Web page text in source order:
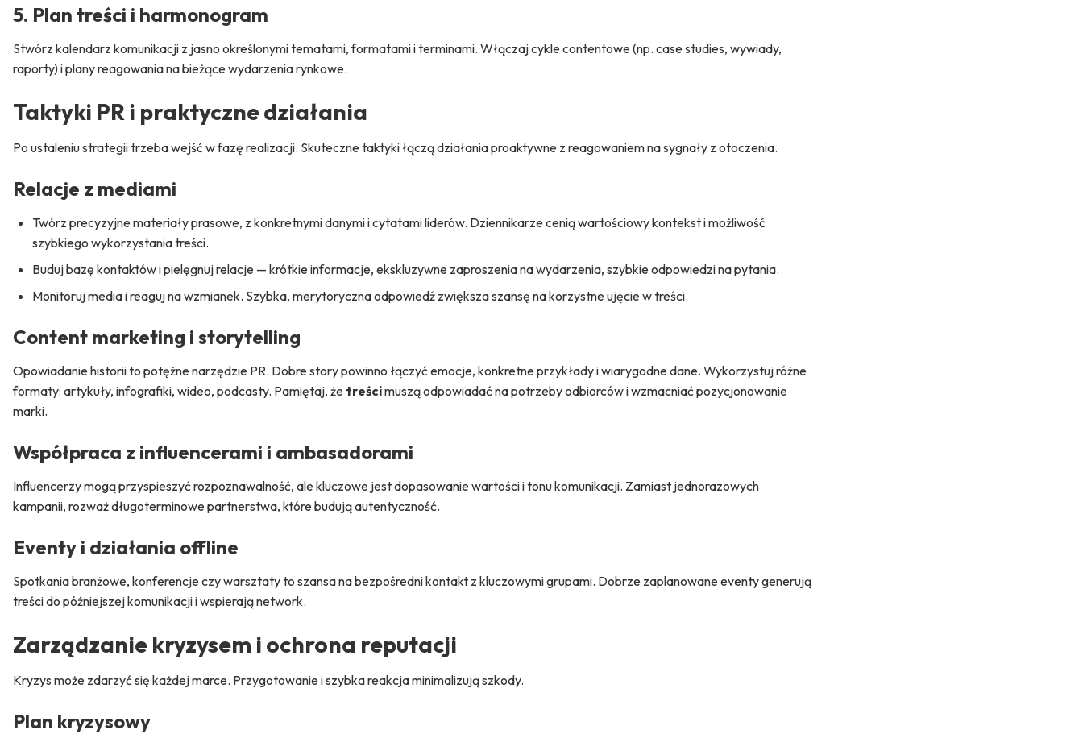
5. Plan treści i harmonogram
Stwórz kalendarz komunikacji z jasno określonymi tematami, formatami i terminami. Włączaj cykle contentowe (np. case studies, wywiady,
raporty) i plany reagowania na bieżące wydarzenia rynkowe.
Taktyki PR i praktyczne działania
Po ustaleniu strategii trzeba wejść w fazę realizacji. Skuteczne taktyki łączą działania proaktywne z reagowaniem na sygnały z otoczenia.
Relacje z mediami
Twórz precyzyjne materiały prasowe, z konkretnymi danymi i cytatami liderów. Dziennikarze cenią wartościowy kontekst i możliwość
szybkiego wykorzystania treści.
Buduj bazę kontaktów i pielęgnuj relacje — krótkie informacje, ekskluzywne zaproszenia na wydarzenia, szybkie odpowiedzi na pytania.
Monitoruj media i reaguj na wzmianek. Szybka, merytoryczna odpowiedź zwiększa szansę na korzystne ujęcie w treści.
Content marketing i storytelling
Opowiadanie historii to potężne narzędzie PR. Dobre story powinno łączyć emocje, konkretne przykłady i wiarygodne dane. Wykorzystuj różne
formaty: artykuły, infografiki, wideo, podcasty. Pamiętaj, że treścimuszą odpowiadać na potrzeby odbiorców i wzmacniać pozycjonowanie
marki.
Współpraca z influencerami i ambasadorami
Influencerzy mogą przyspieszyć rozpoznawalność, ale kluczowe jest dopasowanie wartości i tonu komunikacji. Zamiast jednorazowych
kampanii, rozważ długoterminowe partnerstwa, które budują autentyczność.
Eventy i działania offline
Spotkania branżowe, konferencje czy warsztaty to szansa na bezpośredni kontakt z kluczowymi grupami. Dobrze zaplanowane eventy generują
treści do późniejszej komunikacji i wspierają network.
Zarządzanie kryzysem i ochrona reputacji
Kryzys może zdarzyć się każdej marce. Przygotowanie i szybka reakcja minimalizują szkody.
Plan kryzysowy